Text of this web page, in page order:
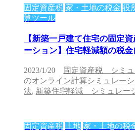
固定資産税 家・土地の税金 役
算ツール
【新築一戸建て住宅の固定
ーション】住宅軽減額の税
2023/1/20 固定資産税 シミュ
のオンライン計算シミュレー
法, 新築住宅軽減 シミュレー
固定資産税 土地 家・土地の税